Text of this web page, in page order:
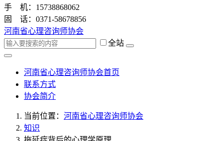
手 机：15738868062
固 话：0371-58678856
河南省心理咨询师协会
全站
河南省心理咨询师协会首页
联系方式
协会简介
当前位置： 河南省心理咨询师协会
知识